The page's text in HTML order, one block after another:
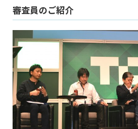
審査員のご紹介